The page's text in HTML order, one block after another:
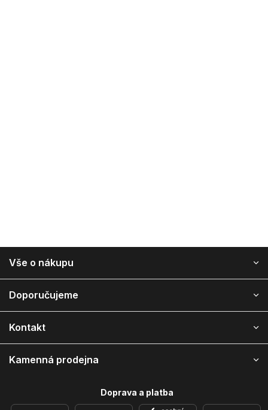
p
Vše o nákupu
Doporučujeme
Kontakt
Kamenná prodejna
Doprava a platba